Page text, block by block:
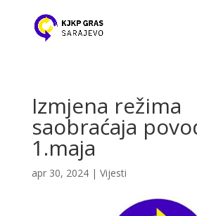
Izmjena režima
saobraćaja
1.maja
apr 30, 2024| Vijesti